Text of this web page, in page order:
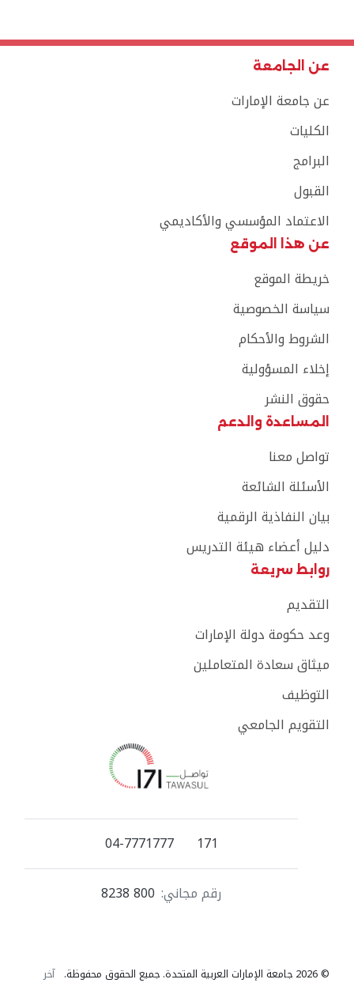
عن الجامعة
عن جامعة الإمارات
الكليات
البرامج
القبول
الاعتماد المؤسسي والأكاديمي
عن هذا الموقع
خريطة الموقع
سياسة الخصوصية
الشروط والأحكام
إخلاء المسؤولية
حقوق النشر
المساعدة والدعم
تواصل معنا
الأسئلة الشائعة
بيان النفاذية الرقمية
دليل أعضاء هيئة التدريس
روابط سريعة
التقديم
وعد حكومة دولة الإمارات
ميثاق سعادة المتعاملين
التوظيف
التقويم الجامعي
171
04-7771777
رقم مجاني: 800 8238
© 2026 جامعة الإمارات العربية المتحدة. جميع الحقوق محفوظة. آخر